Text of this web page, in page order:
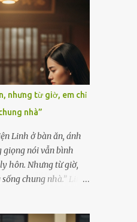
nhưng từ giờ, em chỉ
nhà”
Linh ở bàn ăn, ánh
nói vẫn bình
hôn. Nhưng từ giờ,
chung nhà.” Linh